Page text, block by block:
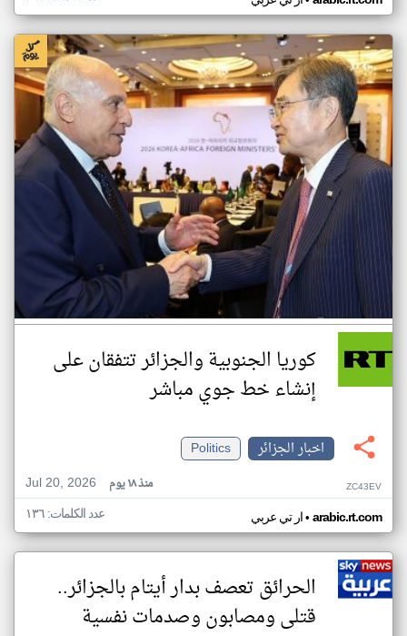
كوريا الجنوبية والجزائر تتفقان على
إنشاء خط جوي مباشر
اخبار الجزائر
Politics
Jul 20, 2026
منذ ١٨ يوم ZC43EV
ار تي عربي• arabic.rt.com عدد الكلمات: ١٣٦
الحرائق تعصف بدار أيتام بالجزائر..
قتلى ومصابون وصدمات نفسية